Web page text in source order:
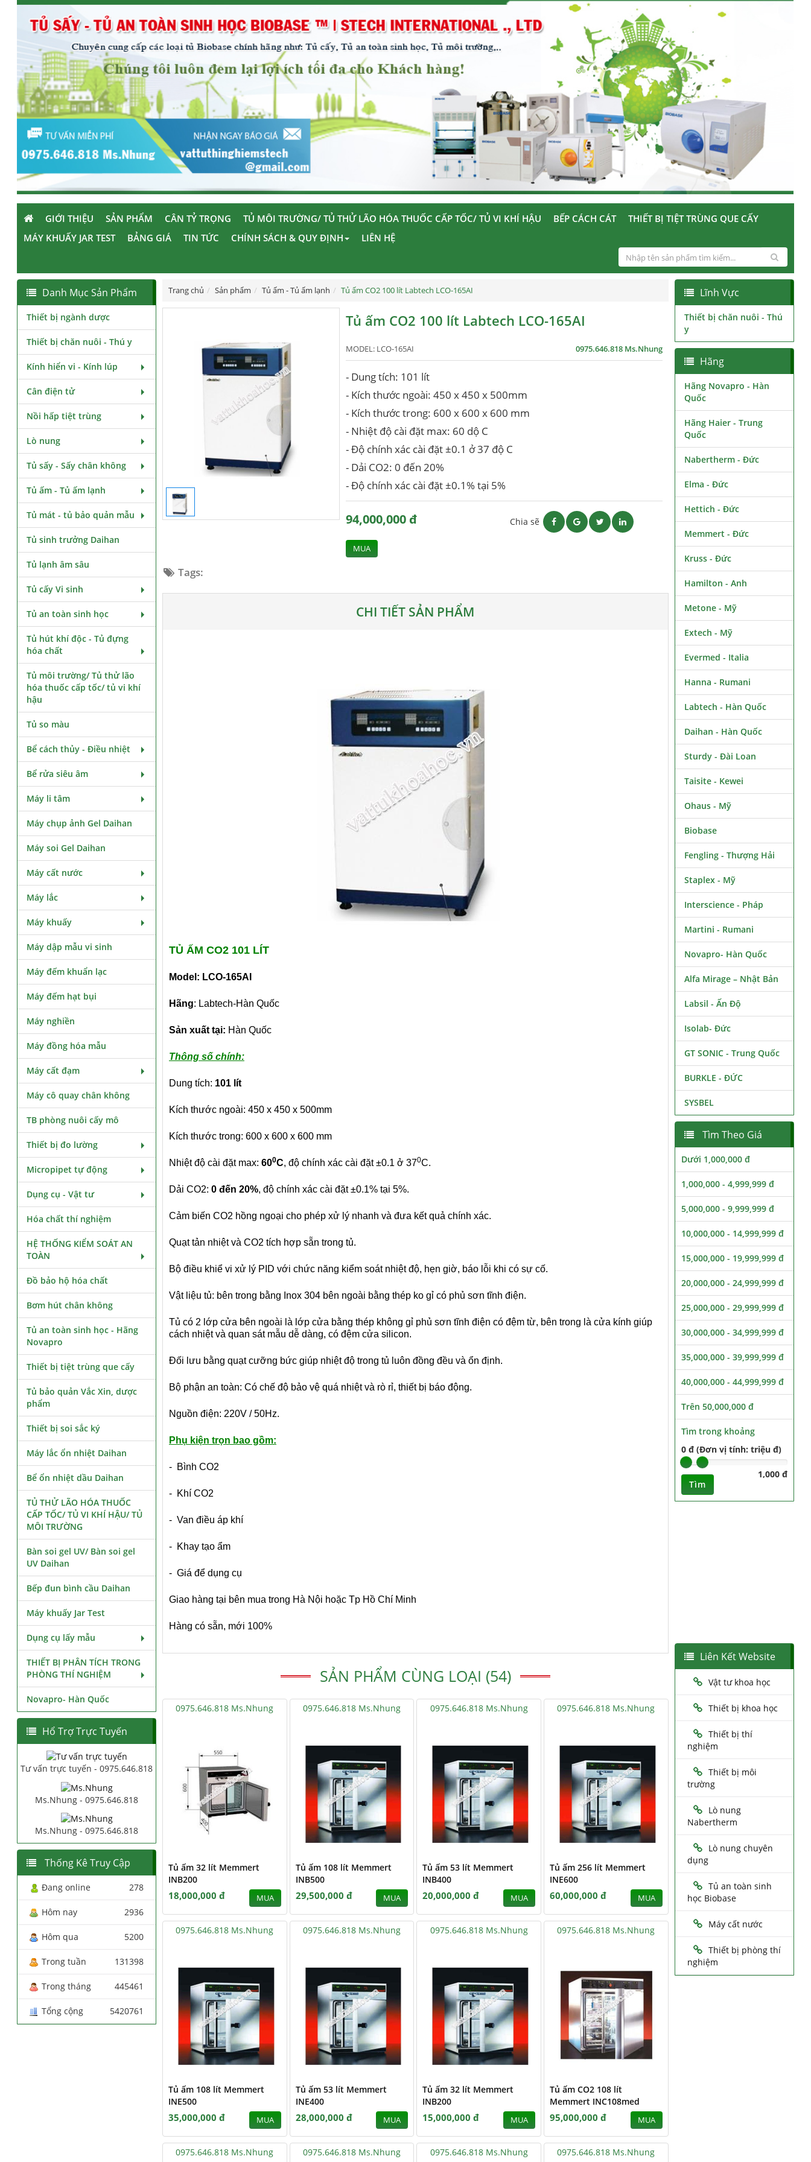
GIỚI THIỆU SẢN PHẨM CÂN TỶ TRỌNG TỦ MÔI TRƯỜNG/ TỦ THỬ LÃO HÓA THUỐC CẤP TỐC/ TỦ VI KHÍ HẬU BẾP CÁCH CÁT
THIẾT BỊ TIỆT TRÙNG QUE CẤY
MÁY KHUẤY JAR TEST
BẢNG GIÁ TIN TỨC CHÍNH SÁCH & QUY ĐỊNH LIÊN HỆ
Trang chủ Sản phẩm Tủ ấm - Tủ ấm lạnh Tủ ấm CO2 100 lít Labtech LCO-165AI
Tủ ấm CO2 100 lít Labtech LCO-165AI
MODEL: LCO-165AI 0975.646.818 Ms.Nhung
- Dung tích: 101 lít
- Kích thước ngoài: 450 x 450 x 500mm
- Kích thước trong: 600 x 600 x 600 mm
- Nhiệt độ cài đặt max: 60 dộ C
- Độ chính xác cài đặt ±0.1 ở 37 độ C
- Dải CO2: 0 đến 20%
- Độ chính xác cài đặt ±0.1% tại 5%
94,000,000 đ
MUA
Chia sẽ
Tags:
CHI TIẾT SẢN PHẨM
TỦ ẤM CO2 101 LÍT
Model: LCO-165AI
Hãng: Labtech-Hàn Quốc
Sản xuất tại: Hàn Quốc
Thông số chính:
Dung tích: 101 lít
Kích thước ngoài: 450 x 450 x 500mm
Kích thước trong: 600 x 600 x 600 mm
Nhiệt độ cài đặt max: 600C, độ chính xác cài đặt ±0.1 ở 370C.
Dải CO2: 0 đến 20%, độ chính xác cài đặt ±0.1% tại 5%.
Cảm biến CO2 hồng ngoại cho phép xử lý nhanh và đưa kết quả chính xác.
Quạt tản nhiệt và CO2 tích hợp sẵn trong tủ.
Bộ điều khiể vi xử lý PID với chức năng kiểm soát nhiệt độ, hẹn giờ, báo lỗi khi có sự cố.
Vật liệu tủ: bên trong bằng Inox 304 bên ngoài bằng thép ko gỉ có phủ sơn tĩnh điện.
Tủ có 2 lớp cửa bên ngoài là lớp cửa bằng thép không gỉ phủ sơn tĩnh điện có đệm từ, bên trong là cửa kính giúp
cách nhiệt và quan sát mẫu dễ dàng, có đệm cửa silicon.
Đối lưu bằng quạt cưỡng bức giúp nhiệt độ trong tủ luôn đồng đều và ổn định.
Bộ phận an toàn: Có chế độ bảo vệ quá nhiệt và rò rỉ, thiết bị báo động.
Nguồn điện: 220V / 50Hz.
Phụ kiện trọn bao gồm:
- Bình CO2
- Khí CO2
- Van điều áp khí
- Khay tạo ẩm
- Giá để dụng cụ
Giao hàng tại bên mua trong Hà Nội hoặc Tp Hồ Chí Minh
Hàng có sẵn, mới 100%
SẢN PHẨM CÙNG LOẠI (54)
0975.646.818 Ms.Nhung
Tủ ấm 32 lít Memmert
INB200
18,000,000 đ MUA
0975.646.818 Ms.Nhung
Tủ ấm 108 lít Memmert
INB500
29,500,000 đ MUA
0975.646.818 Ms.Nhung
Tủ ấm 53 lít Memmert
INB400
20,000,000 đ MUA
0975.646.818 Ms.Nhung
Tủ ấm 256 lít Memmert
INE600
60,000,000 đ MUA
0975.646.818 Ms.Nhung
Tủ ấm 108 lít Memmert
INE500
35,000,000 đ MUA
0975.646.818 Ms.Nhung
Tủ ấm 53 lít Memmert
INE400
28,000,000 đ MUA
0975.646.818 Ms.Nhung
Tủ ấm 32 lít Memmert
INB200
15,000,000 đ MUA
0975.646.818 Ms.Nhung
Tủ ấm CO2 108 lít
Memmert INC108med
95,000,000 đ MUA
0975.646.818 Ms.Nhung 0975.646.818 Ms.Nhung 0975.646.818 Ms.Nhung 0975.646.818 Ms.Nhung
Danh Mục Sản Phẩm
Thiết bị ngành dược
Thiết bị chăn nuôi - Thú y
Kính hiển vi - Kính lúp
Cân điện tử
Nồi hấp tiệt trùng
Lò nung
Tủ sấy - Sấy chân không
Tủ ấm - Tủ ấm lạnh
Tủ mát - tủ bảo quản mẫu
Tủ sinh trưởng Daihan
Tủ lạnh âm sâu
Tủ cấy Vi sinh
Tủ an toàn sinh học
Tủ hút khí độc - Tủ đựng
hóa chất
Tủ môi trường/ Tủ thử lão
hóa thuốc cấp tốc/ tủ vi khí
hậu
Tủ so màu
Bể cách thủy - Điều nhiệt
Bể rửa siêu âm
Máy li tâm
Máy chụp ảnh Gel Daihan
Máy soi Gel Daihan
Máy cất nước
Máy lắc
Máy khuấy
Máy dập mẫu vi sinh
Máy đếm khuẩn lạc
Máy đếm hạt bụi
Máy nghiền
Máy đồng hóa mẫu
Máy cất đạm
Máy cô quay chân không
TB phòng nuôi cấy mô
Thiết bị đo lường
Micropipet tự động
Dụng cụ - Vật tư
Hóa chất thí nghiệm
HỆ THỐNG KIỂM SOÁT AN
TOÀN
Đồ bảo hộ hóa chất
Bơm hút chân không
Tủ an toàn sinh học - Hãng
Novapro
Thiết bị tiệt trùng que cấy
Tủ bảo quản Vắc Xin, dược
phẩm
Thiết bị soi sắc ký
Máy lắc ổn nhiệt Daihan
Bể ổn nhiệt dầu Daihan
TỦ THỬ LÃO HÓA THUỐC
CẤP TỐC/ TỦ VI KHÍ HẬU/ TỦ
MÔI TRƯỜNG
Bàn soi gel UV/ Bàn soi gel
UV Daihan
Bếp đun bình cầu Daihan
Máy khuấy Jar Test
Dụng cụ lấy mẫu
THIẾT BỊ PHÂN TÍCH TRONG
PHÒNG THÍ NGHIỆM
Novapro- Hàn Quốc
Hổ Trợ Trực Tuyến
Tư vấn trực tuyến - 0975.646.818
Ms.Nhung - 0975.646.818
Ms.Nhung - 0975.646.818
Thống Kê Truy Cập
Đang online 278
Hôm nay 2936
Hôm qua 5200
Trong tuần 131398
Trong tháng 445461
Tổng cộng 5420761
Lĩnh Vực
Thiết bị chăn nuôi - Thú
y
Hãng
Hãng Novapro - Hàn
Quốc
Hãng Haier - Trung
Quốc
Nabertherm - Đức
Elma - Đức
Hettich - Đức
Memmert - Đức
Kruss - Đức
Hamilton - Anh
Metone - Mỹ
Extech - Mỹ
Evermed - Italia
Hanna - Rumani
Labtech - Hàn Quốc
Daihan - Hàn Quốc
Sturdy - Đài Loan
Taisite - Kewei
Ohaus - Mỹ
Biobase
Fengling - Thượng Hải
Staplex - Mỹ
Interscience - Pháp
Martini - Rumani
Novapro- Hàn Quốc
Alfa Mirage – Nhật Bản
Labsil - Ấn Độ
Isolab- Đức
GT SONIC - Trung Quốc
BURKLE - ĐỨC
SYSBEL
Tìm Theo Giá
Dưới 1,000,000 đ
1,000,000 - 4,999,999 đ
5,000,000 - 9,999,999 đ
10,000,000 - 14,999,999 đ
15,000,000 - 19,999,999 đ
20,000,000 - 24,999,999 đ
25,000,000 - 29,999,999 đ
30,000,000 - 34,999,999 đ
35,000,000 - 39,999,999 đ
40,000,000 - 44,999,999 đ
Trên 50,000,000 đ
Tìm trong khoảng
0 đ (Đơn vị tính: triệu đ)
1,000 đ
Tìm
Liên Kết Website
Vật tư khoa học
Thiết bị khoa học
Thiết bị thí
nghiệm
Thiết bị môi
trường
Lò nung
Nabertherm
Lò nung chuyên
dụng
Tủ an toàn sinh
học Biobase
Máy cất nước
Thiết bị phòng thí
nghiệm